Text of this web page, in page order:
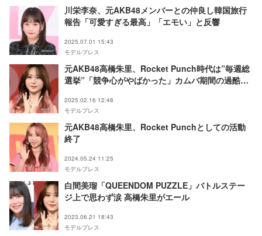
川栄李奈、元AKB48メンバーとの仲良し韓国旅行
報告「可愛すぎる最高」「エモい」と反響
2025.07.01 15:43
モデルプレス
元AKB48高橋朱里、Rocket Punch時代は”毎週総
選挙”「競争心がやばかった」カムバ期間の過酷ス
2025.02.16 12:48
モデルプレス
元AKB48高橋朱里、Rocket Punchとしての活動
終了
2024.05.24 11:25
モデルプレス
白間美瑠「QUEENDOM PUZZLE」バトルステー
ジ上で思わず涙 高橋朱里がエール
2023.06.21 18:43
モデルプレス